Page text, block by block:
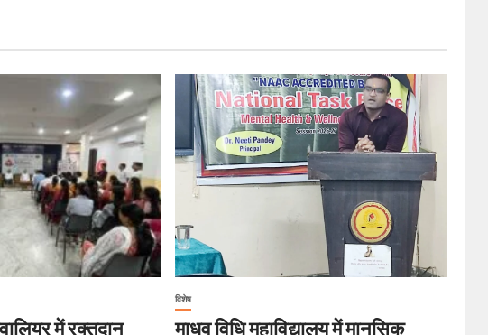
में रक्तदान
विशेष
माधव विधि महाविद्यालय में मानसिक